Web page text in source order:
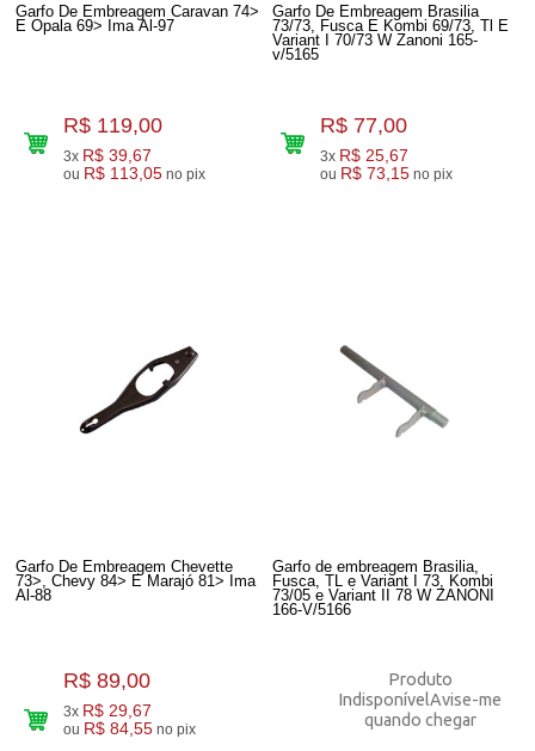
Garfo De Embreagem Caravan 74>
E Opala 69> Ima Al-97
R$ 119,00
3x R$ 39,67
ou R$ 113,05 no pix
Garfo De Embreagem Brasilia
73/73, Fusca E Kombi 69/73, Tl E
Variant I 70/73 W Zanoni 165-
v/5165
R$ 77,00
3x R$ 25,67
ou R$ 73,15 no pix
Garfo De Embreagem Chevette
73>, Chevy 84> E Marajó 81> Ima
Al-88
R$ 89,00
3x R$ 29,67
ou R$ 84,55 no pix
Garfo de embreagem Brasilia,
Fusca, TL e Variant I 73, Kombi
73/05 e Variant II 78 W ZANONI
166-V/5166
Produto
IndisponívelAvise-me
quando chegar